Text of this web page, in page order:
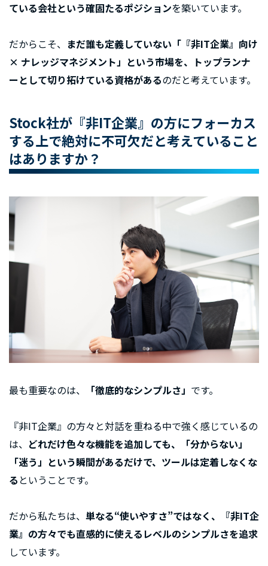
ている会社という確固たるポジションを築いています。
だからこそ、 まだ誰も定義していない「『非IT企業』向け
× ナレッジマネジメント」という市場を、トップランナ
ーとして切り拓けている資格があるのだと考えています。
Stock社が『非IT企業』の方にフォーカス
する上で絶対に不可欠だと考えていること
はありますか？
最も重要なのは、 「徹底的なシンプルさ」 です。
『非IT企業』の方々と対話を重ねる中で強く感じているの
は、 どれだけ色々な機能を追加しても、「分からない」
「迷う」という瞬間があるだけで、ツールは定着しなくな
る ということです。
だから私たちは、 単なる“使いやすさ”ではなく、『非IT企
業』の方々でも直感的に使えるレベルのシンプルさを追求
しています。